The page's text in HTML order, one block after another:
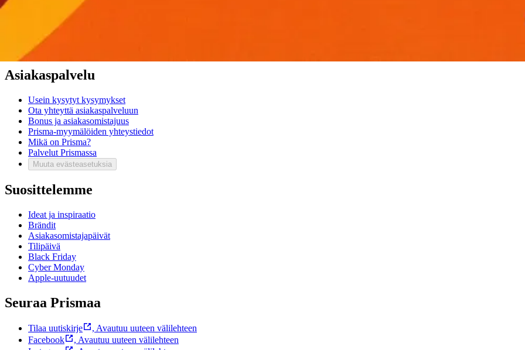
Tietosuojakäytäntö
Saavutettavuus
Vastuullisuus
Sivukartta
Mitä pidät Prisma.fi-verkkokaupasta?
Asiakaspalvelu
Usein kysytyt kysymykset
Ota yhteyttä asiakaspalveluun
Bonus ja asiakasomistajuus
Prisma-myymälöiden yhteystiedot
Mikä on Prisma?
Palvelut Prismassa
Muuta evästeasetuksia
Suosittelemme
Ideat ja inspiraatio
Brändit
Asiakasomistajapäivät
Tilipäivä
Black Friday
Cyber Monday
Apple-uutuudet
Seuraa Prismaa
Tilaa uutiskirje , Avautuu uuteen välilehteen
Facebook
, Avautuu uuteen välilehteen